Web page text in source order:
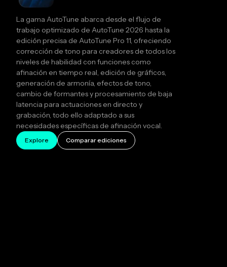
La gama AutoTune abarca desde el flujo de
trabajo optimizado de AutoTune 2026 hasta la
edición precisa de AutoTune Pro 11, ofreciendo
corrección de tono para creadores de todos los
niveles de habilidad con funciones como
afinación en tiempo real, edición de gráficos,
generación de armonía, efectos de tono,
cambio de formantes y procesamiento de baja
latencia para actuaciones en directo y
grabación, todo ello adaptado a sus
necesidades específicas de afinación vocal.
Explore Comparar ediciones